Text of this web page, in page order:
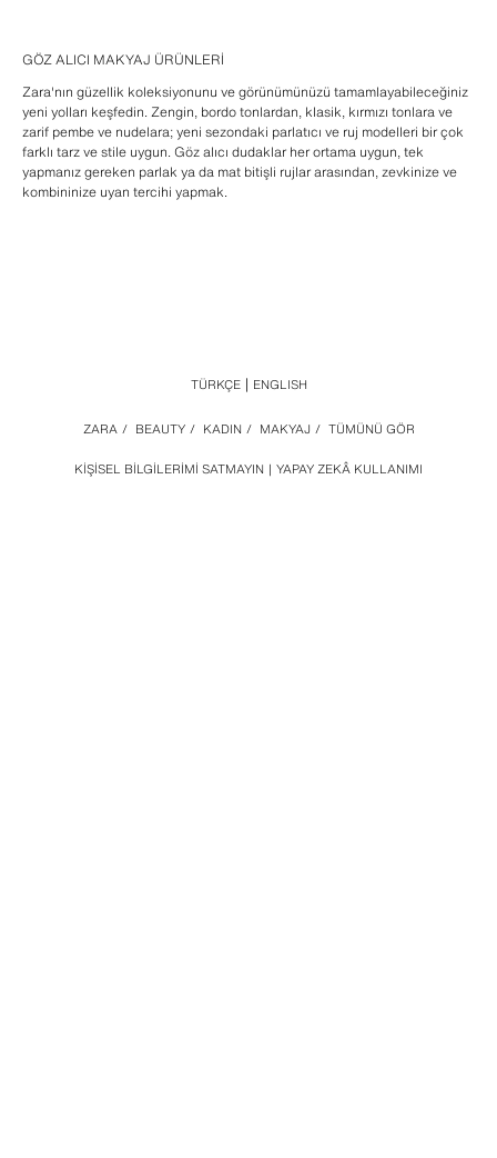
GÖZ ALICI MAKYAJ ÜRÜNLERI
Zara'nın güzellik koleksiyonunu ve görünümünüzü tamamlayabileceğiniz
yeni yolları keşfedin. Zengin, bordo tonlardan, klasik, kırmızı tonlara ve
zarif pembe ve nudelara; yeni sezondaki parlatıcı ve ruj modelleri bir çok
farklı tarz ve stile uygun. Göz alıcı dudaklar her ortama uygun, tek
yapmanız gereken parlak ya da mat bitişli rujlar arasından, zevkinize ve
kombininize uyan tercihi yapmak.
KIŞISEL BILGILERIMI SATMAYIN YAPAY ZEKÂ KULLANIMI
ZARA / BEAUTY / KADIN / MAKYAJ / TÜMÜNÜ GÖR
TÜRKÇE ENGLISH